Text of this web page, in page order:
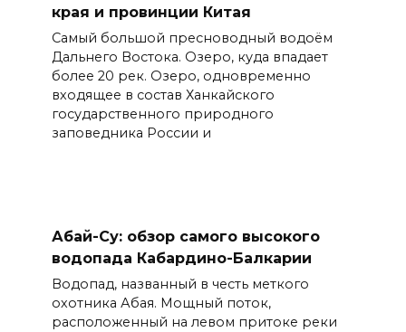
края и провинции Китая
Самый большой пресноводный водоём
Дальнего Востока. Озеро, куда впадает
более 20 рек. Озеро, одновременно
входящее в состав Ханкайского
государственного природного
заповедника России и
Абай-Су: обзор самого высокого
водопада Кабардино-Балкарии
Водопад, названный в честь меткого
охотника Абая. Мощный поток,
расположенный на левом притоке реки